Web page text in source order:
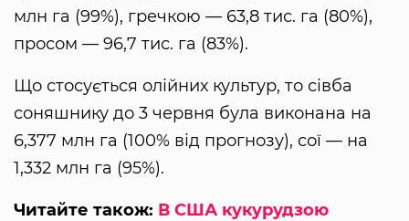
млн га (99%), гречкою — 63,8 тис. га (80%),
просом — 96,7 тис. га (83%).
Що стосується олійних культур, то сівба
соняшнику до 3 червня була виконана на
6,377 млн га (100% від прогнозу), сої — на
1,332 млн га (95%).
Читайте також: В США кукурудзою